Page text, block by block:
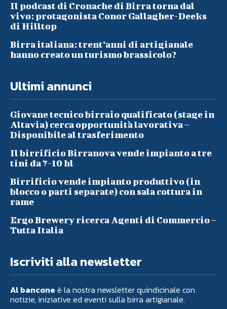
Il podcast di Cronache di Birra torna dal
vivo: protagonista Conor Gallagher-Deeks
di Hilltop
Birra italiana: trent’anni di artigianale
hanno creato un turismo brassicolo?
Ultimi annunci
Giovane tecnico birraio qualificato (stage in
Altavia) cerca opportunità lavorativa –
Disponibile al trasferimento
Il birrificio Birranova vende impianto a tre
tini da 7-10 hl
Birrificio vende impianto produttivo (in
blocco o parti separate) con sala cottura in
rame
Ergo Brewery ricerca Agenti di Commercio –
Tutta Italia
Iscriviti alla newsletter
Al bancone è la nostra newsletter quindicinale con
notizie, iniziative ed eventi sulla birra artigianale.